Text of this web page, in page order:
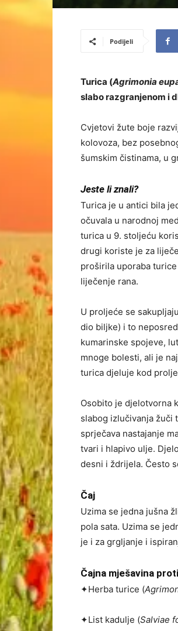
Podijeli
Turica (Agrimonia
slabo razgranjenom i
Cvjetovi žute boje
kolovoza, bez
šumskim čistinama, u
Jeste li znali?
Turica je u antici bila
očuvala u narodnoj
turica u 9. stoljeću
drugi koriste je za
proširila uporaba
liječenje rana.
U proljeće se
dio biljke) i to
kumarinske spojeve,
mnoge bolesti, ali je
turica djeluje kod
Osobito je djelotvorna
slabog izlučivanja žuči
sprječava nastajanje
tvari i hlapivo ulje.
desni i ždrijela. Često
Čaj
Uzima se jedna jušna
pola sata. Uzima se
je i za grgljanje i
Čajna mješavina
✦Herba turice (
✦List kadulje (Salviae